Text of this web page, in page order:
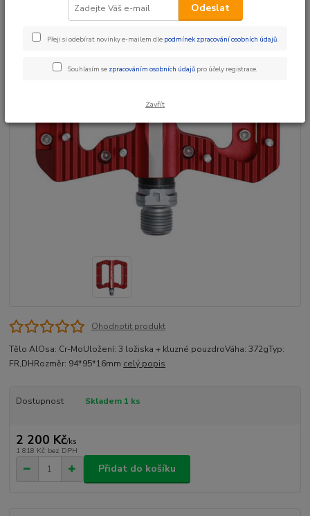
Ohodnotit produkt
Tělo AlOsa: Cr-MoUložení: 3 ložiska + kluzné pouzdroVáha: 372gTyp:
FR,DHRozměr: 94*95*16mm celý popis
Dostupnost Skladem 1 ks
2 200 Kč/ks
1 818 Kč bez DPH
Přidat do košíku
Odeslat
Přeji si odebírat novinky e-mailem dle podmínek zpracování osobních údajů.
Souhlasím se zpracováním osobních údajů pro účely registrace.
Zavřít